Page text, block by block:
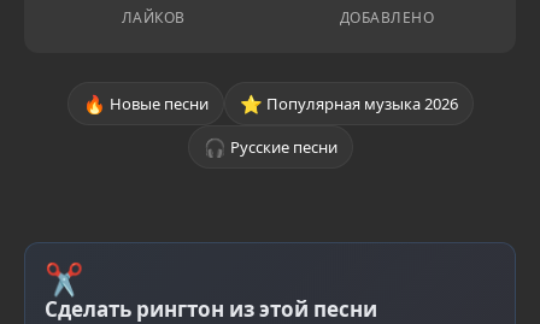
ЛАЙКОВ ДОБАВЛЕНО
🔥 Новые песни ⭐ Популярная музыка 2026
🎧 Русские песни
✂
Сделать рингтон из этой песни